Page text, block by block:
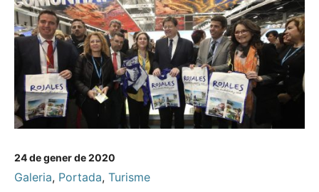
24 de gener de 2020
Galeria, Portada, Turisme